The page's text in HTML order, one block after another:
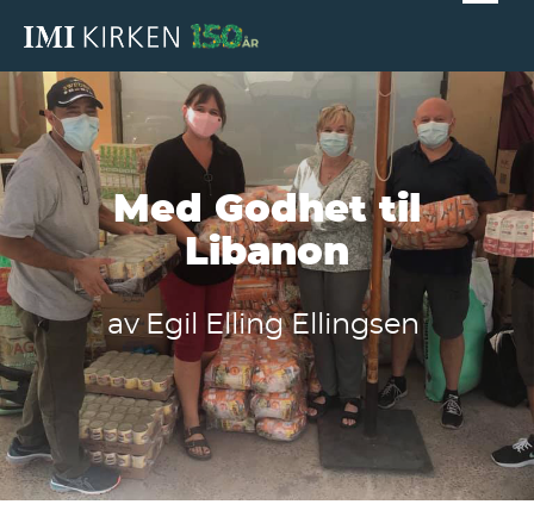
Med Godhet til
Libanon
av Egil Elling Ellingsen